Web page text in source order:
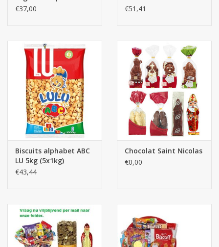
monnaie
€37,00
lait ±375pcs.
€51,41
Biscuits alphabet ABC
LU 5kg (5x1kg)
€43,44
Chocolat Saint Nicolas
€0,00